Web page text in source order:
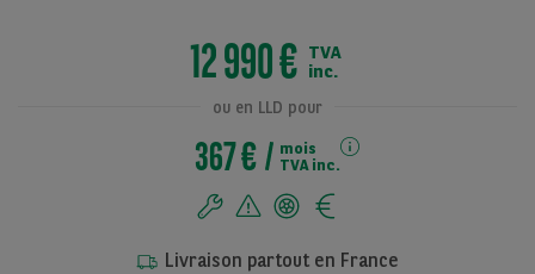
Voir toutes les12 990 € TVA
inc.
ou en LLD pour
367 €
mois
TVA inc.
Livraison partout en France